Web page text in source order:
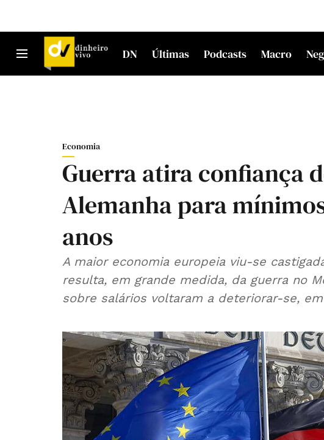
DN Últimas Podcasts Macro
Economia
Guerra atira confiança
Alemanha para
anos
A maior economia europeia viu-se
resulta, em grande medida, da guerra no
sobre salários voltaram a deteriorar-se,